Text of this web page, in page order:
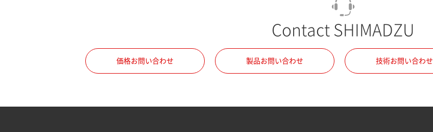
所属部署
Contact SHIMADZU
価格お問い合わせ 製品お問い合わせ 技術お問い合わせ